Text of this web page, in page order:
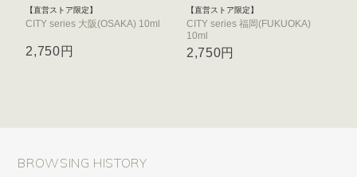
【直営ストア限定】
CITY series 大阪(OSAKA) 10ml
2,750円
【直営ストア限定】
CITY series 福岡(FUKUOKA)
10ml
2,750円
BROWSING HISTORY